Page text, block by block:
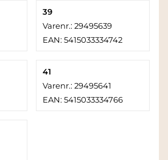
39
Varenr.: 29495639
EAN: 5415033334742
41
Varenr.: 29495641
EAN: 5415033334766